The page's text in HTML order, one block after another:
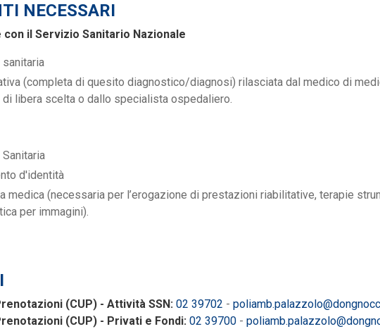
NECESSARI
con il Servizio Sanitario Nazionale
(completa di quesito diagnostico/diagnosi) rilasciata dal medico di
di libera scelta o dallo specialista ospedaliero.
d'identità
medica (necessaria per l’erogazione di prestazioni riabilitative, terapie
per immagini).
(CUP) - Attività SSN: 02 39702 -
(CUP) - Privati e Fondi: 02 39700 -